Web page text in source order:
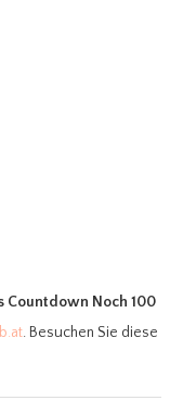
Countdown Noch 100
. Besuchen Sie diese